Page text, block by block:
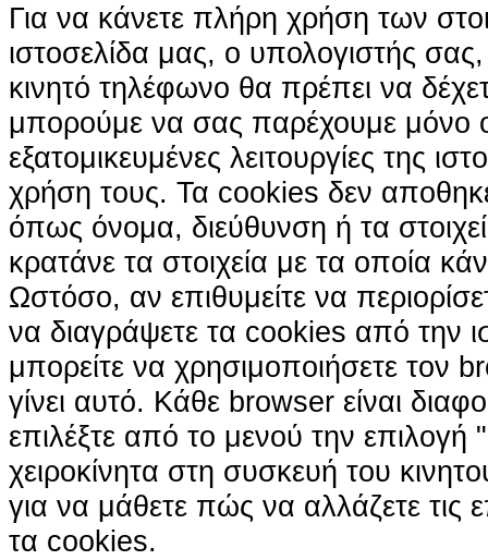
Για να κάνετε πλήρη χρήση των
ιστοσελίδα μας, ο υπολογιστής
κινητό τηλέφωνο θα πρέπει να
μπορούμε να σας παρέχουμε μόνο
εξατομικευμένες λειτουργίες της
χρήση τους. Τα cookies δεν
όπως όνομα, διεύθυνση ή τα
κρατάνε τα στοιχεία με τα οποία
Ωστόσο, αν επιθυμείτε να
να διαγράψετε τα cookies από την
μπορείτε να χρησιμοποιήσετε τον
γίνει αυτό. Κάθε browser είναι
επιλέξτε από το μενού την επιλογή
χειροκίνητα στη συσκευή του
για να μάθετε πώς να αλλάζετε τις
τα cookies.